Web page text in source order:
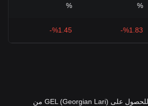
%
%
%1.83-
%1.45-
اشترِ SHIB (أو USDT) للحصول على GEL (Georgian Lari) من